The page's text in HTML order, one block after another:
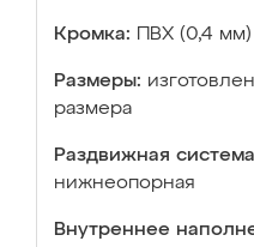
Кромка: ПВХ (0,4 мм)
Размеры:
размера
Раздвижная
нижнеопорная
Внутреннее